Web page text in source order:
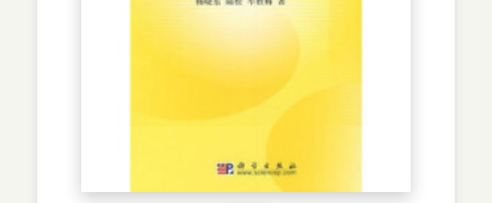
预订书籍